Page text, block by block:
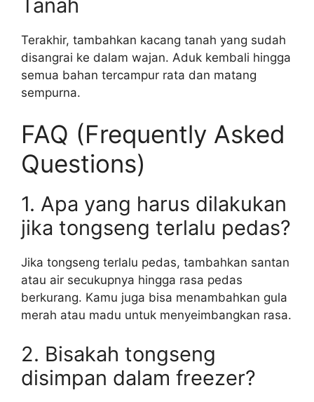
Tanah
Terakhir, tambahkan kacang tanah yang sudah
disangrai ke dalam wajan. Aduk kembali hingga
semua bahan tercampur rata dan matang
sempurna.
FAQ (Frequently Asked
Questions)
1. Apa yang harus dilakukan
jika tongseng terlalu pedas?
Jika tongseng terlalu pedas, tambahkan santan
atau air secukupnya hingga rasa pedas
berkurang. Kamu juga bisa menambahkan gula
merah atau madu untuk menyeimbangkan rasa.
2. Bisakah tongseng
disimpan dalam freezer?